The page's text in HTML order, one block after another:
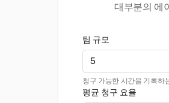
대부분의 에
팀 규모
청구 가능한 시간을 기록하
평균 청구 요율